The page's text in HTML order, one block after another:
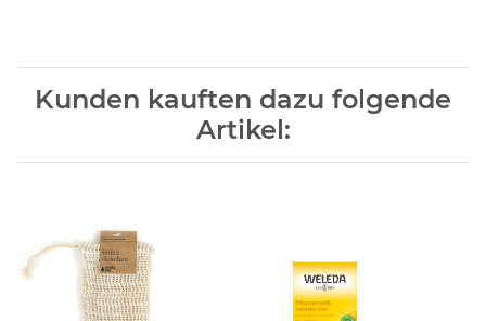
Kunden kauften dazu folgende
Artikel: